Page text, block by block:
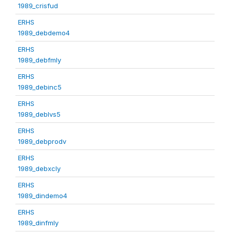
1989_crisfud
ERHS
1989_debdemo4
ERHS
1989_debfmly
ERHS
1989_debinc5
ERHS
1989_deblvs5
ERHS
1989_debprodv
ERHS
1989_debxcly
ERHS
1989_dindemo4
ERHS
1989_dinfmly